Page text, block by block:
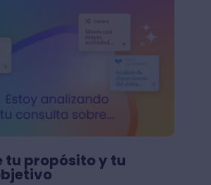
tu propósito y tu